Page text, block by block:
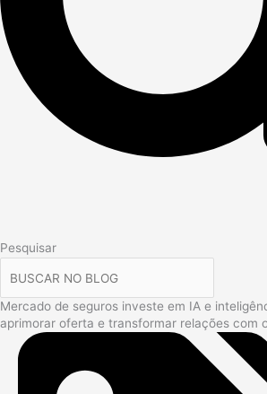
Pesquisar
Mercado de seguros investe em IA e
aprimorar oferta e transformar relações com